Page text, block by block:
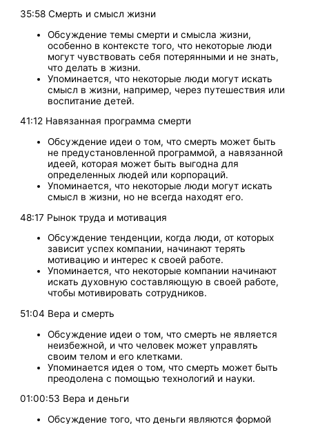
35:58 Смерть и смысл жизни
Обсуждение темы смерти и смысла жизни,
особенно в контексте того, что некоторые люди
могут чувствовать себя потерянными и не знать,
что делать в жизни.
Упоминается, что некоторые люди могут искать
смысл в жизни, например, через путешествия или
воспитание детей.
41:12 Навязанная программа смерти
Обсуждение идеи о том, что смерть может быть
не предустановленной программой, а навязанной
идеей, которая может быть выгодна для
определенных людей или корпораций.
Упоминается, что некоторые люди могут искать
смысл в жизни, но не всегда находят его.
48:17 Рынок труда и мотивация
Обсуждение тенденции, когда люди, от которых
зависит успех компании, начинают терять
мотивацию и интерес к своей работе.
Упоминается, что некоторые компании начинают
искать духовную составляющую в своей работе,
чтобы мотивировать сотрудников.
51:04 Вера и смерть
Обсуждение идеи о том, что смерть не является
неизбежной, и что человек может управлять
своим телом и его клетками.
Упоминается идея о том, что смерть может быть
преодолена с помощью технологий и науки.
01:00:53 Вера и деньги
Обсуждение того, что деньги являются формой